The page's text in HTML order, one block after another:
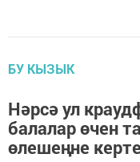
БУ КЫЗЫК
Нәрсә ул
балалар өчен
өлешеңне